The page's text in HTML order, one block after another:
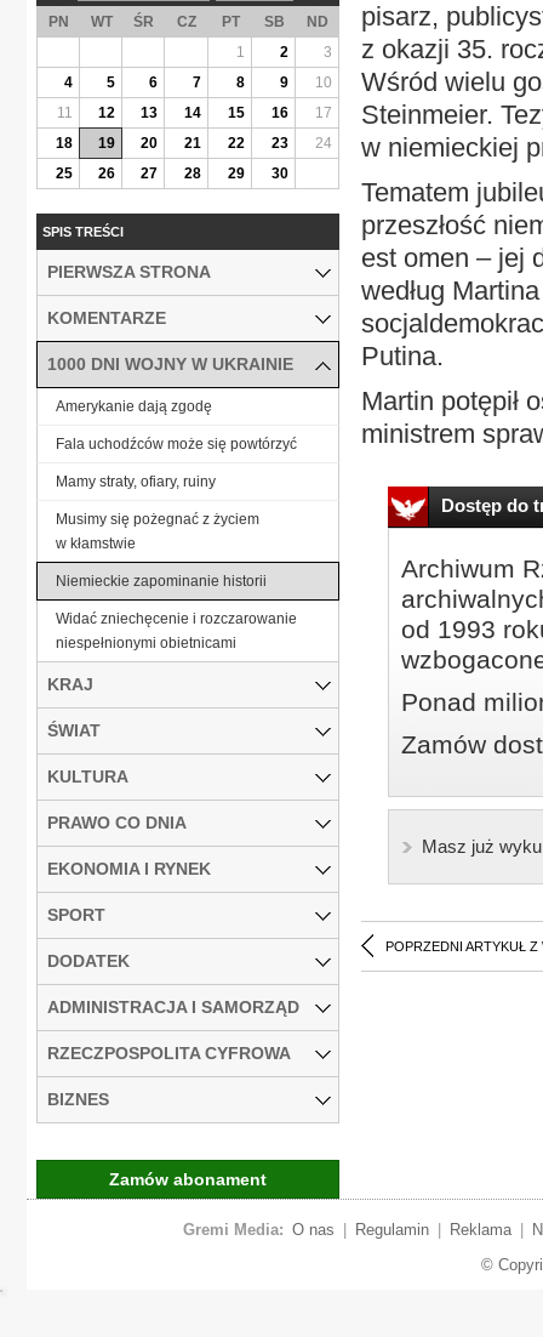
pisarz,
z okazji 35.
Wśród wielu
Steinmeier.
w niemieckiej
Tematem
przeszłość
est omen ‒ jej
według
Putina.
Martin potępił
ministrem
Dostęp do
Archiwum
od 1993
Ponad
Zamów
Masz już
POPRZEDNI ARTYKUŁ Z
PN WT ŚR CZ PT SB
ND
1
2
3
4
5 6 7 8 9
10
11
12 13 14 15 16
17
18
19 20 21 22 23
24
25
26 27 28 29 30
SPIS TREŚCI
PIERWSZA STRONA
KOMENTARZE
1000 DNI WOJNY W UKRAINIE
Amerykanie dają zgodę
Fala uchodźców może się powtórzyć
Mamy straty, ofiary, ruiny
Musimy się pożegnać z życiem
w kłamstwie
Niemieckie zapominanie historii
Widać zniechęcenie i rozczarowanie
niespełnionymi obietnicami
KRAJ
ŚWIAT
KULTURA
PRAWO CO DNIA
EKONOMIA I RYNEK
SPORT
DODATEK
ADMINISTRACJA I SAMORZĄD
RZECZPOSPOLITA CYFROWA
BIZNES
Zamów abonament
Gremi Media: O nas Regulamin Reklama
©